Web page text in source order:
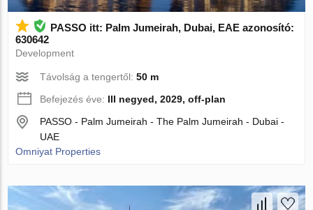
PASSO itt: Palm Jumeirah, Dubai, EAE azonosító:
630642
Development
Távolság a tengertől:50 m
Befejezés éve: III negyed, 2029, off-plan
PASSO - Palm Jumeirah - The Palm Jumeirah - Dubai -
UAE
Omniyat Properties